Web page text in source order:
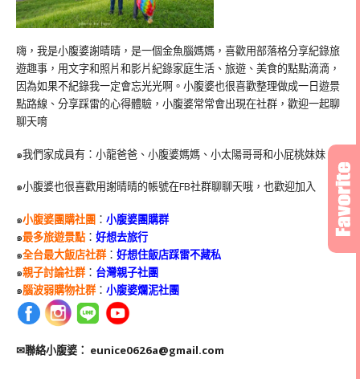
嗨，我是小腹婆謝晴晴，是一個金魚腦媽媽，喜歡用部落格分享紀錄旅
遊趣事，用文字和照片和影片紀錄家庭生活、旅遊、美食的點點滴滴，
因為如果不紀錄我一定會忘光光啊。小腹婆也很喜歡整理做成一日遊景
點路線、分享踩雷的心得體驗，小腹婆常常會出現在社群，歡迎一起聊
聊天唷
๑我們家成員有：小龍爸爸、小腹婆媽媽、小太陽哥哥和小屁桃妹妹
๑小腹婆也很喜歡用謝晴晴的帳號在FB社群聊聊天哦，也歡迎加入
๑小腹婆團購社團 ： 小腹婆團購群
๑最多旅遊景點： 好想去旅行
๑全台最大飯店社群： 好想住飯店踩雷不藏私
๑親子討論社群： 台灣親子社團
๑腦波弱購物社群： 小腹婆爛泥社團
✉聯絡小腹婆： eunice0626a@gmail.com